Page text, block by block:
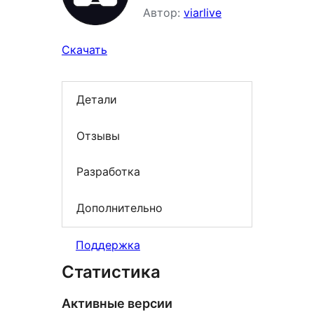
Автор: viarlive
Скачать
Детали
Отзывы
Разработка
Дополнительно
Поддержка
Статистика
Активные версии